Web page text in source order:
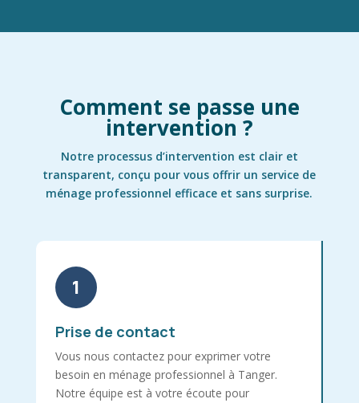
Comment se passe une
intervention ?
Notre processus d’intervention est clair et
transparent, conçu pour vous offrir un service de
ménage professionnel efficace et sans surprise.
1
Prise de contact
Vous nous contactez pour exprimer votre
besoin en ménage professionnel à Tanger.
Notre équipe est à votre écoute pour